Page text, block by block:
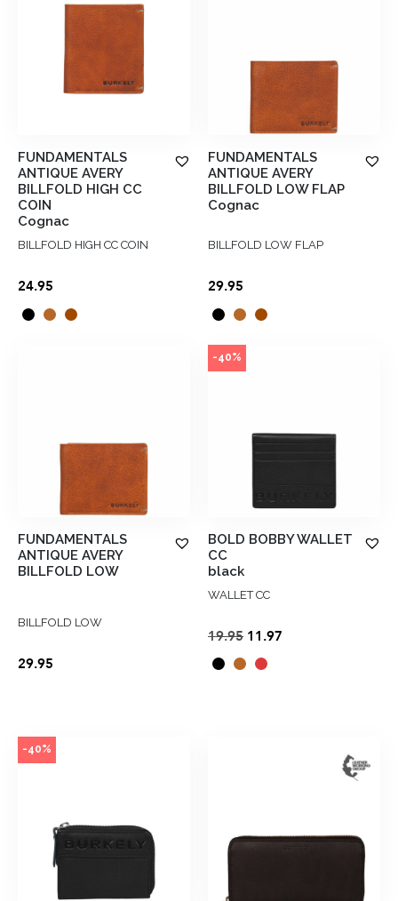
FUNDAMENTALS
ANTIQUE AVERY
BILLFOLD HIGH CC
COIN
Cognac
BILLFOLD HIGH CC COIN
24.95
FUNDAMENTALS
ANTIQUE AVERY
BILLFOLD LOW FLAP
Cognac
BILLFOLD LOW FLAP
29.95
FUNDAMENTALS
ANTIQUE AVERY
BILLFOLD LOW
BILLFOLD LOW
29.95
-40%
BOLD BOBBY WALLET
CC
black
WALLET CC
19.95 Oorspronkelijke
prijs
was:
11.97
-40%